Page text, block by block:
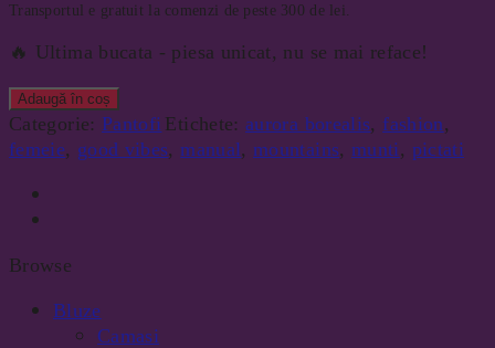
Transportul e gratuit la comenzi de peste 300 de lei.
🔥 Ultima bucata - piesa unicat, nu se mai reface!
Adaugă în coș
Categorie: Pantofi Etichete:aurora borealis, fashion,
femeie, good vibes, manual, mountains, munti, pictati
Browse
Bluze
Camasi